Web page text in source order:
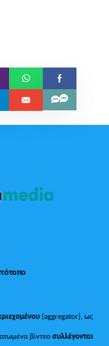
(aggregator), ως
βίντεοσυλλέγονται